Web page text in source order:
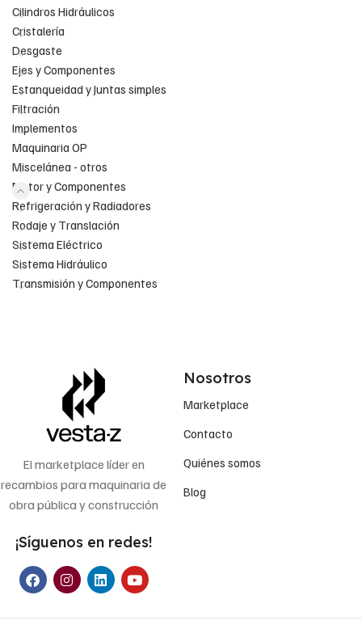
Cilindros Hidráulicos
Cristalería
Desgaste
Ejes y Componentes
Estanqueidad y Juntas simples
Filtración
Implementos
Maquinaria OP
Miscelánea - otros
Motor y Componentes
Refrigeración y Radiadores
Rodaje y Translación
Sistema Eléctrico
Sistema Hidráulico
Transmisión y Componentes
El marketplace líder en
recambios para maquinaria de
obra pública y construcción
¡Síguenos en redes!
Nosotros
Marketplace
Contacto
Quiénes somos
Blog